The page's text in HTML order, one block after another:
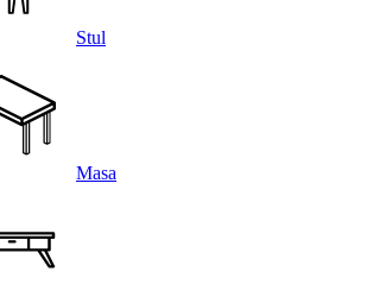
Stul
Masa